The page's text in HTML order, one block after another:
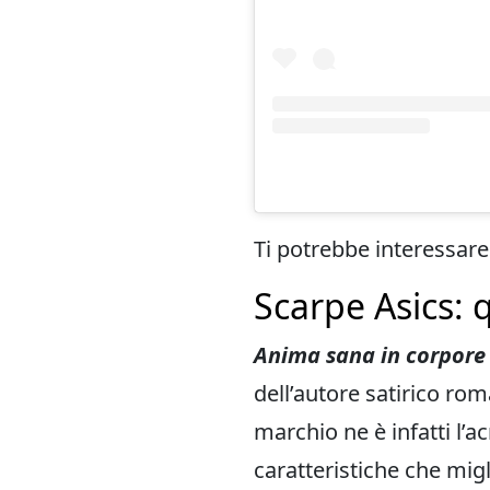
Ti potrebbe
Scarpe Asics:
Anima sana in corpore
dell’autore satirico
marchio ne è infatti
caratteristiche che